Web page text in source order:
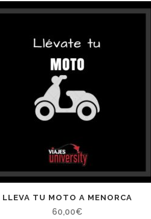
LLEVA TU MOTO A MENORCA
60,00€